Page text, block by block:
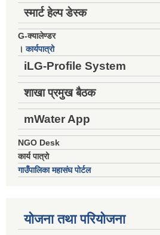
स्मार्ट हेल्प डेस्क
G-क्यालेण्डर
।कार्यपात्रो
iLG-Profile System
शाखा प्रमुख बैठक
mWater App
NGO Desk
कार्य पात्रो
गाउँपालिका महासंघ पोर्टल
योजना तथा परियोजना